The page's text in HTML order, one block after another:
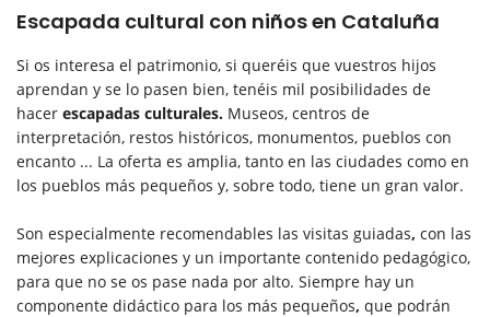
Escapada cultural con niños en Cataluña
Si os interesa el patrimonio, si queréis que vuestros hijos
aprendan y se lo pasen bien, tenéis mil posibilidades de
hacer escapadas culturales. Museos, centros de
interpretación, restos históricos, monumentos, pueblos con
encanto ... La oferta es amplia, tanto en las ciudades como en
los pueblos más pequeños y, sobre todo, tiene un gran valor.
Son especialmente recomendables las visitas guiadas, con las
mejores explicaciones y un importante contenido pedagógico,
para que no se os pase nada por alto. Siempre hay un
componente didáctico para los más pequeños, que podrán